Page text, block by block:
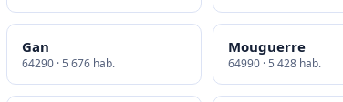
Gan
64290 · 5 676 hab.
Mouguerre
64990 · 5 428 hab.